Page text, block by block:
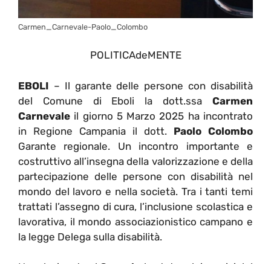
Carmen_Carnevale-Paolo_Colombo
POLITICAdeMENTE
EBOLI – Il garante delle persone con disabilità
del Comune di Eboli la dott.ssa Carmen
Carnevale il giorno 5 Marzo 2025 ha incontrato
in Regione Campania il dott. Paolo Colombo
Garante regionale. Un incontro importante e
costruttivo all’insegna della valorizzazione e della
partecipazione delle persone con disabilità nel
mondo del lavoro e nella società. Tra i tanti temi
trattati l’assegno di cura, l’inclusione scolastica e
lavorativa, il mondo associazionistico campano e
la legge Delega sulla disabilità.